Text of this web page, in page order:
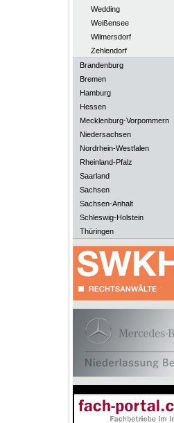
Wedding
Weißensee
Wilmersdorf
Zehlendorf
Brandenburg
Bremen
Hamburg
Hessen
Mecklenburg-Vorpommern
Niedersachsen
Nordrhein-Westfalen
Rheinland-Pfalz
Saarland
Sachsen
Sachsen-Anhalt
Schleswig-Holstein
Thüringen